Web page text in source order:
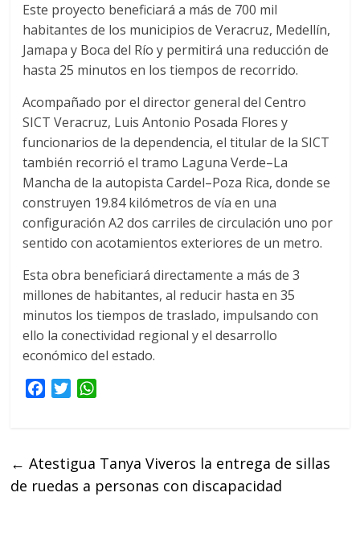
Este proyecto beneficiará a más de 700 mil
habitantes de los municipios de Veracruz, Medellín,
Jamapa y Boca del Río y permitirá una reducción de
hasta 25 minutos en los tiempos de recorrido.
Acompañado por el director general del Centro
SICT Veracruz, Luis Antonio Posada Flores y
funcionarios de la dependencia, el titular de la SICT
también recorrió el tramo Laguna Verde–La
Mancha de la autopista Cardel–Poza Rica, donde se
construyen 19.84 kilómetros de vía en una
configuración A2 dos carriles de circulación uno por
sentido con acotamientos exteriores de un metro.
Esta obra beneficiará directamente a más de 3
millones de habitantes, al reducir hasta en 35
minutos los tiempos de traslado, impulsando con
ello la conectividad regional y el desarrollo
económico del estado.
b
o
T
t
e
s
A
← Atestigua Tanya Viveros la entrega de sillas
de ruedas a personas con discapacidad